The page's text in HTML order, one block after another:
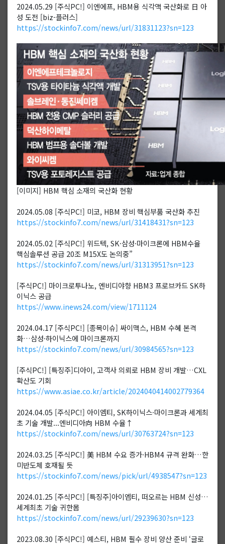
2024.05.29 [주식PC!] 이엔에프, HBM용 식각액 국산화로 日 아
성 도전 [biz-플러스]
https://stockinfo7.com/news/url/31831123?sn=123
[이미지] HBM 핵심 소재의 국산화 현황
2024.05.08 [주식PC!] 미코, HBM 장비 핵심부품 국산화 추진
https://stockinfo7.com/news/url/31418431?sn=123
2024.05.02 [주식PC!] 위드텍, SK·삼성·마이크론에 HBM수율
핵심솔루션 공급 20조 M15X도 논의중”
https://stockinfo7.com/news/url/31313951?sn=123
[주식PC!] 마이크로투나노, 엔비디야향 HBM3 프로브카드 SK하
이닉스 공급
https://www.inews24.com/view/1711124
2024.04.17 [주식PC!] [종목이슈] 싸이맥스, HBM 수혜 본격
화…삼성·하이닉스에 마이크론까지
https://stockinfo7.com/news/url/30984565?sn=123
[주식PC!] [특징주]디아이, 고객사 의뢰로 HBM 장비 개발…CXL
확산도 기회
https://www.asiae.co.kr/article/2024040414002779364
2024.04.05 [주식PC!] 아이엠티, SK하이닉스·마이크론과 세계최
초 기술 개발...엔비디아向 HBM 수율↑
https://stockinfo7.com/news/url/30763724?sn=123
2024.03.25 [주식PC!] 美 HBM 수요 증가·HBM4 규격 완화…한
미반도체 호재될 듯
https://stockinfo7.com/news/pick/url/4938547?sn=123
2024.01.25 [주식PC!] [특징주]아이엠티, 떠오르는 HBM 신성…
세계최초 기술 귀한몸
https://stockinfo7.com/news/url/29239630?sn=123
2023.08.30 [주식PC!] 예스티, HBM 필수 장비 양산 준비 ‘글로